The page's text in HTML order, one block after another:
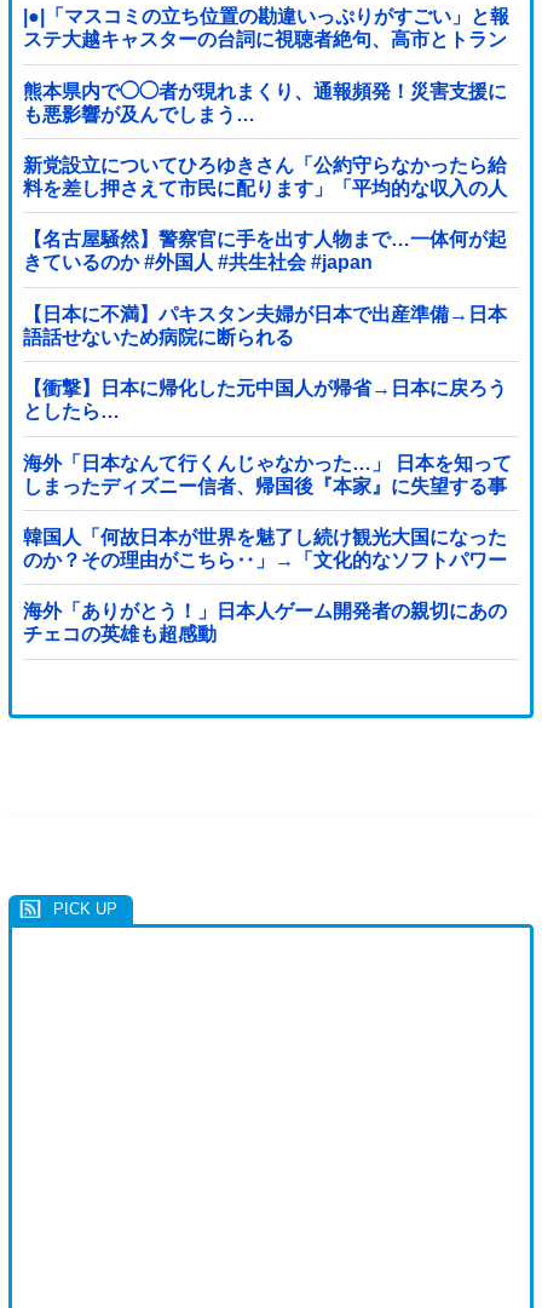
|●|「マスコミの立ち位置の勘違いっぷりがすごい」と報
ステ大越キャスターの台詞に視聴者絶句、高市とトラン
プを同列視させようという思惑がひしひしと
熊本県内で◯◯者が現れまくり、通報頻発！災害支援に
も悪影響が及んでしまう…
新党設立についてひろゆきさん「公約守らなかったら給
料を差し押さえて市民に配ります」「平均的な収入の人
が結婚できるようにしなければならない」
【名古屋騒然】警察官に手を出す人物まで…一体何が起
きているのか #外国人 #共生社会 #japan
【日本に不満】パキスタン夫婦が日本で出産準備→日本
語話せないため病院に断られる
【衝撃】日本に帰化した元中国人が帰省→日本に戻ろう
としたら…
海外「日本なんて行くんじゃなかった…」 日本を知って
しまったディズニー信者、帰国後『本家』に失望する事
態に
韓国人「何故日本が世界を魅了し続け観光大国になった
のか？その理由がこちら‥」→「文化的なソフトパワー
が凄い」
海外「ありがとう！」日本人ゲーム開発者の親切にあの
チェコの英雄も超感動